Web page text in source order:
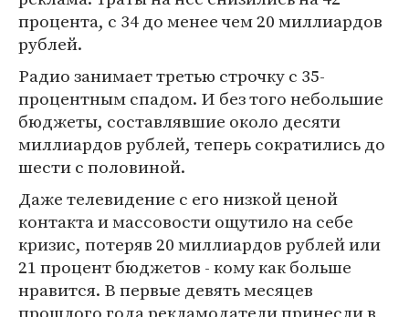
процента, с 34 до менее чем 20 миллиардов
рублей.
Радио занимает третью строчку с 35-
процентным спадом. И без того небольшие
бюджеты, составлявшие около десяти
миллиардов рублей, теперь сократились до
шести с половиной.
Даже телевидение с его низкой ценой
контакта и массовости ощутило на себе
кризис, потеряв 20 миллиардов рублей или
21 процент бюджетов - кому как больше
нравится. В первые девять месяцев